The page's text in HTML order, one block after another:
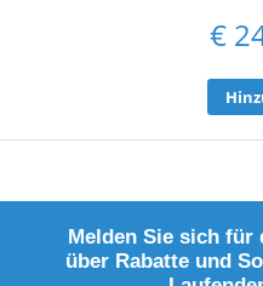
€
Melden Sie sich für
über Rabatte und